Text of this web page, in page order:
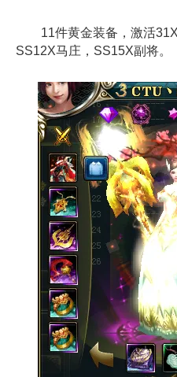
11件黄金装备，激活31X
SS12X马庄，SS15X副